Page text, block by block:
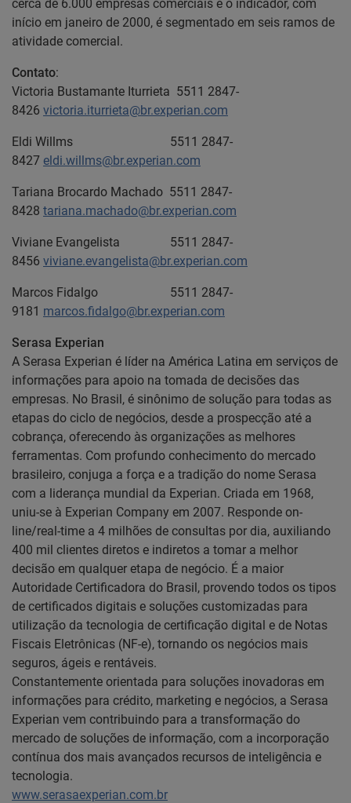
cerca de 6.000 empresas comerciais e o indicador, com
início em janeiro de 2000, é segmentado em seis ramos de
atividade comercial.
Contato:
Victoria Bustamante Iturrieta 5511 2847-
8426 victoria.iturrieta@br.experian.com
Eldi Willms 5511 2847-
8427 eldi.willms@br.experian.com
Tariana Brocardo Machado 5511 2847-
8428 tariana.machado@br.experian.com
Viviane Evangelista 5511 2847-
8456 viviane.evangelista@br.experian.com
Marcos Fidalgo 5511 2847-
9181 marcos.fidalgo@br.experian.com
Serasa Experian
A Serasa Experian é líder na América Latina em serviços de
informações para apoio na tomada de decisões das
empresas. No Brasil, é sinônimo de solução para todas as
etapas do ciclo de negócios, desde a prospecção até a
cobrança, oferecendo às organizações as melhores
ferramentas. Com profundo conhecimento do mercado
brasileiro, conjuga a força e a tradição do nome Serasa
com a liderança mundial da Experian. Criada em 1968,
uniu-se à Experian Company em 2007. Responde on-
line/real-time a 4 milhões de consultas por dia, auxiliando
400 mil clientes diretos e indiretos a tomar a melhor
decisão em qualquer etapa de negócio. É a maior
Autoridade Certificadora do Brasil, provendo todos os tipos
de certificados digitais e soluções customizadas para
utilização da tecnologia de certificação digital e de Notas
Fiscais Eletrônicas (NF-e), tornando os negócios mais
seguros, ágeis e rentáveis.
Constantemente orientada para soluções inovadoras em
informações para crédito, marketing e negócios, a Serasa
Experian vem contribuindo para a transformação do
mercado de soluções de informação, com a incorporação
contínua dos mais avançados recursos de inteligência e
tecnologia.
www.serasaexperian.com.br